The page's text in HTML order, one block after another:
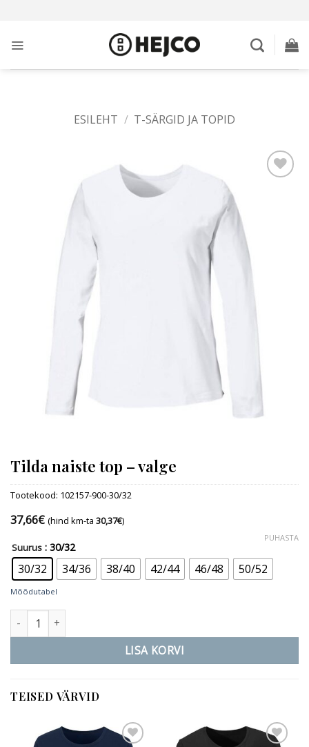
content
ESILEHT / T-SÄRGID JA TOPID
Tilda naiste top – valge
Tootekood: 102157-900-30/32
37,66€ (hind km-ta 30,37€)
Suurus : 30/32
30/32 34/36 38/40 42/44 46/48 50/52
PUHASTA
Mõõdutabel
Tilda naiste top - valge kogus
LISA KORVI
TEISED VÄRVID